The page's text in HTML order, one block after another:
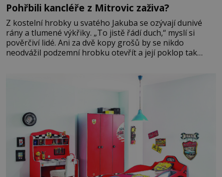
Pohřbili kancléře z Mitrovic zaživa?
Z kostelní hrobky u svatého Jakuba se ozývají dunivé
rány a tlumené výkřiky. „To jistě řádí duch,“ myslí si
pověrčiví lidé. Ani za dvě kopy grošů by se nikdo
neodvážil podzemní hrobku otevřít a její poklop tak